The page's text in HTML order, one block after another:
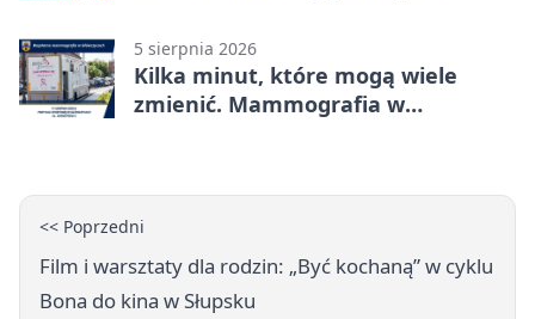
5 sierpnia 2026
Kilka minut, które mogą wiele
zmienić. Mammografia w
<< Poprzedni
Film i warsztaty dla rodzin: „Być kochaną” w cyklu
Bona do kina w Słupsku